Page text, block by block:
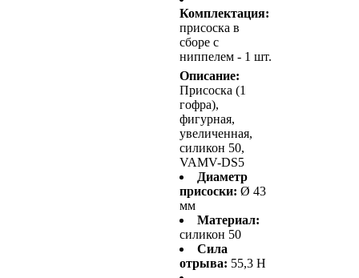
Комплектация:
присоска в
сборе с
ниппелем - 1 шт.
Описание:
Присоска (1
гофра),
фигурная,
увеличенная,
силикон 50,
VAMV-DS5
Диаметр
присоски: Ø 43
мм
Материал:
силикон 50
Сила
отрыва: 55,3 Н